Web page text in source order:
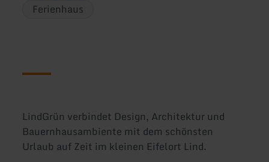
Ferienhaus
LindGrün verbindet Design, Architektur und
Bauernhausambiente mit dem schönsten
Urlaub auf Zeit im kleinen Eifelort Lind.